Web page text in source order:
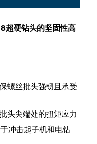
超硬钻头的坚固性高
螺丝批头强韧且承受
头尖端处的扭矩应力
冲击起子机和电钻